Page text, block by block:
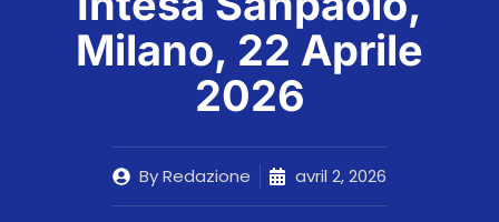
Milano, 22 Aprile
2026
ByRedazione avril 2, 2026